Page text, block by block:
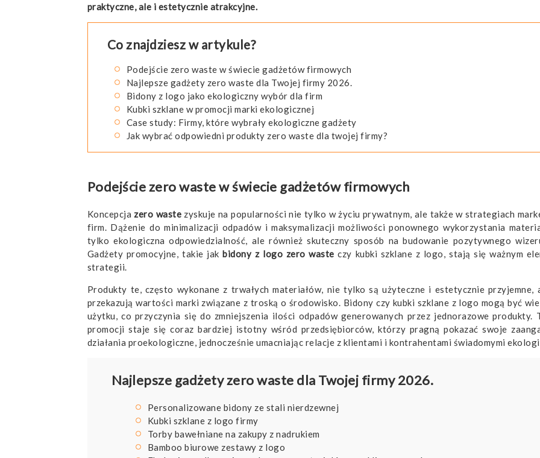
praktyczne, ale i estetycznie atrakcyjne.
Co znajdziesz w artykule?
Podejście zero waste w świecie gadżetów firmowych
Najlepsze gadżety zero waste dla Twojej firmy 2026.
Bidony z logo jako ekologiczny wybór dla firm
Kubki szklane w promocji marki ekologicznej
Case study: Firmy, które wybrały ekologiczne gadżety
Jak wybrać odpowiedni produkty zero waste dla twojej firmy?
Podejście zero waste w świecie gadżetów firmowych
Koncepcja zero waste zyskuje na popularności nie tylko w życiu prywatnym, ale także w strategiach
firm. Dążenie do minimalizacji odpadów i maksymalizacji możliwości ponownego wykorzystania
tylko ekologiczna odpowiedzialność, ale również skuteczny sposób na budowanie pozytywnego
Gadżety promocyjne, takie jakbidony z logo zero waste czy kubki szklane z logo, stają się ważnym
strategii.
Produkty te, często wykonane z trwałych materiałów, nie tylko są użyteczne i estetycznie przyjemne,
przekazują wartości marki związane z troską o środowisko. Bidony czy kubki szklane z logo mogą być
użytku, co przyczynia się do zmniejszenia ilości odpadów generowanych przez jednorazowe produkty.
promocji staje się coraz bardziej istotny wśród przedsiębiorców, którzy pragną pokazać swoje
działania proekologiczne, jednocześnie umacniając relacje z klientami i kontrahentami świadomymi
Najlepsze gadżety zero waste dla Twojej firmy 2026.
Personalizowane bidony ze stali nierdzewnej
Kubki szklane z logo firmy
Torby bawełniane na zakupy z nadrukiem
Bamboo biurowe zestawy z logo